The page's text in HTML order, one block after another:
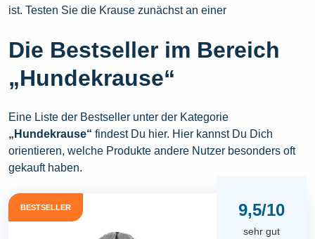
ist. Testen Sie die Krause zunächst an einer
Die Bestseller im Bereich
„Hundekrause“
Eine Liste der Bestseller unter der Kategorie
„Hundekrause“ findest Du hier. Hier kannst Du Dich
orientieren, welche Produkte andere Nutzer besonders oft
gekauft haben.
BESTSELLER 9,5/10
sehr gut